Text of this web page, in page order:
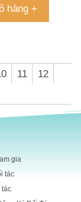
hàng +
11
12
gia
tác
tác